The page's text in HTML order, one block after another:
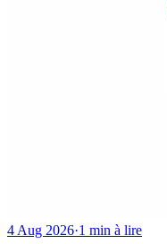
4 Aug 2026·1 min à lire